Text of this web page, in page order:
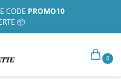
CODE PROMO10
📦
0